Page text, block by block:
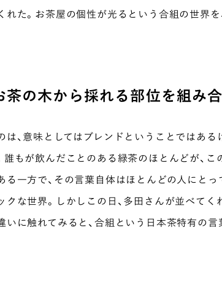
れた。お茶屋の個性が光るという合組の世界
茶の木から採れる部位を組み
は、意味としてはブレンドということではある
誰もが飲んだことのある緑茶のほとんどが、
る一方で、その言葉自体はほとんどの人にとっ
クな世界。しかしこの日、多田さんが並べて
いに触れてみると、合組という日本茶特有の